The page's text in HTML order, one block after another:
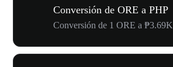
Conversión de ORE a PHP
Conversión de 1 ORE a ₱3.69K